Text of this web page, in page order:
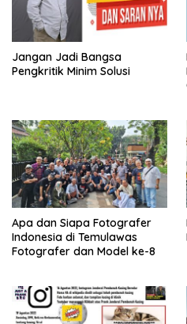
Jangan Jadi Bangsa
Pengkritik Minim Solusi
Apa dan Siapa Fotografer
Indonesia di Temulawas
Fotografer dan Model ke-8